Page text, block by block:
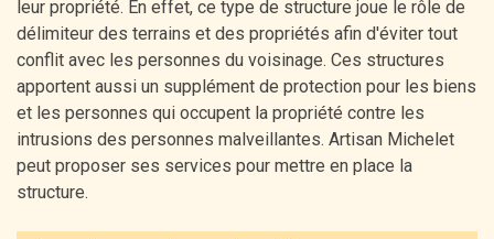
leur propriété. En effet, ce type de structure joue le rôle de
délimiteur des terrains et des propriétés afin d'éviter tout
conflit avec les personnes du voisinage. Ces structures
apportent aussi un supplément de protection pour les biens
et les personnes qui occupent la propriété contre les
intrusions des personnes malveillantes. Artisan Michelet
peut proposer ses services pour mettre en place la
structure.